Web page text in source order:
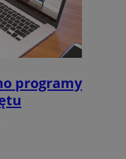
programy